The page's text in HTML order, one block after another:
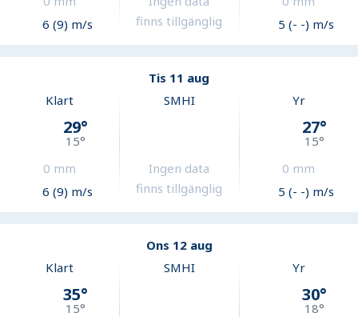
6 (9) m/s
finns tillgänglig
5 (- -) m/s
Tis 11 aug
Klart
29°
15°
0 mm
6 (9) m/s
SMHI
Ingen data
finns tillgänglig
Yr
27°
15°
0 mm
5 (- -) m/s
Ons 12 aug
Klart
35°
15°
SMHI Yr
30°
18°